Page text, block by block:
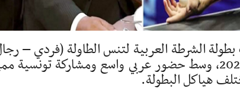
الشرطة العربية لتنس الطاولة (فردي –
المقررة خلال الفترة الممتدة من 22 إلى 23 جوان 2026، وسط حضور عربي واسع ومشاركة
هياكل البطولة.